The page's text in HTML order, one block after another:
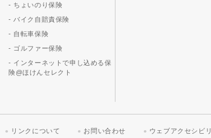
- ちょいのり保険
- バイク自賠責保険
- 自転車保険
- ゴルファー保険
- インターネットで申し込める保
険@ほけんセレクト
リンクについて お問い合わせ ウェブアクセシビ